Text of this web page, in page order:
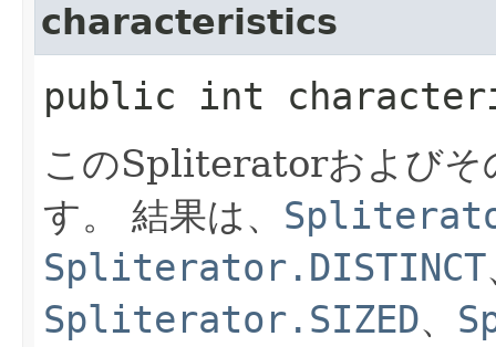
characteristics
public int
このSpliteratorおよびそ
す。
結果は、
Spliterator.DISTINCT
Spliterator.SIZED、